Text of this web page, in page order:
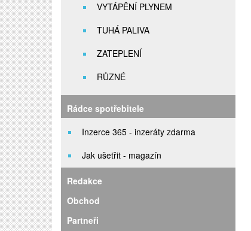
VYTÁPĚNÍ PLYNEM
TUHÁ PALIVA
ZATEPLENÍ
RŮZNÉ
Rádce spotřebitele
Inzerce 365 - inzeráty zdarma
Jak ušetřit - magazín
Redakce
Obchod
Partneři